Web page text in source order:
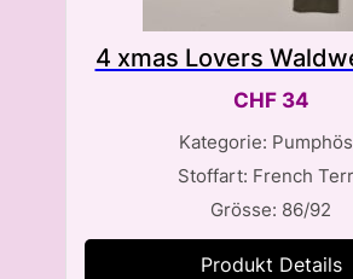
4 xmas Lovers
CHF34
Kategorie:
Stoffart: French
Grösse: 86/92
Produkt Details